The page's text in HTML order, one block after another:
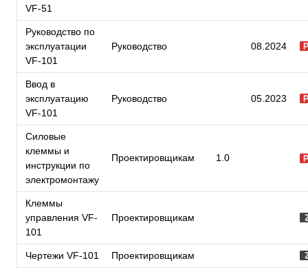
VF-51
Руководство по
эксплуатации
VF-101
Руководство 08.2024
Ввод в
эксплуатацию
VF-101
Руководство 05.2023
Силовые
клеммы и
инструкции по
электромонтажу
Проектировщикам 1.0
Клеммы
управления VF-
101
Проектировщикам
Чертежи VF-101 Проектировщикам